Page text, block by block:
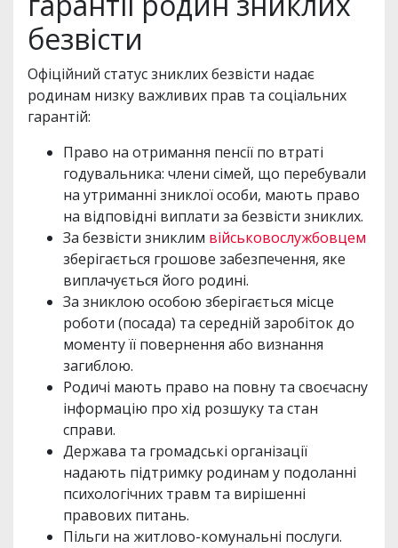
безвісти
Офіційний статус зниклих безвісти надає
родинам низку важливих прав та соціальних
гарантій:
Право на отримання пенсії по втраті
годувальника: члени сімей, що перебували
на утриманні зниклої особи, мають право
на відповідні виплати за безвісти зниклих.
За безвісти зниклим військовослужбовцем
зберігається грошове забезпечення, яке
виплачується його родині.
За зниклою особою зберігається місце
роботи (посада) та середній заробіток до
моменту її повернення або визнання
загиблою.
Родичі мають право на повну та своєчасну
інформацію про хід розшуку та стан
справи.
Держава та громадські організації
надають підтримку родинам у подоланні
психологічних травм та вирішенні
правових питань.
Пільги на житлово-комунальні послуги.